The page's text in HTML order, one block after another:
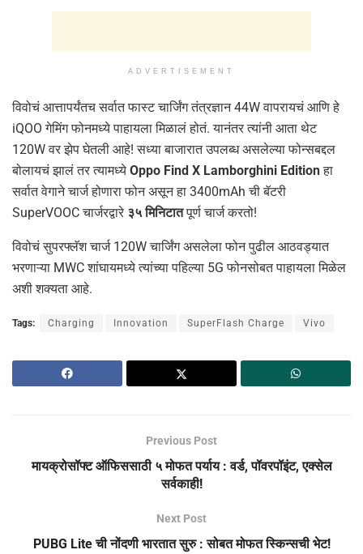
ADVERTISEMENT
विवोचं आत्तापर्यंतच सर्वात फास्ट चार्जिंग तंत्रज्ञान 44W वापरायचं आणि हे
iQOO गेमिंग फोनमध्ये पाहायला मिळालं होतं. यानंतर त्यांनी आता थेट
120W वर झेप घेतली आहे! सध्या बाजारात उपलब्ध असलेल्या फोन्सबद्दल
बोलायचं झालं तर त्यामध्ये Oppo Find X Lamborghini Editionहा
सर्वात वेगाने चार्ज होणारा फोन असून हा 3400mAh ची बॅटरी
SuperVOOC चार्जरद्वारे ३५ मिनिटातपूर्ण चार्ज करतो!
विवोचं सुपरफ्लॅश चार्ज 120W चार्जिंग असलेला फोन पुढील आठवड्यात
भरणाऱ्या MWC शांघायमध्ये त्यांच्या पहिल्या 5G फोनसोबत पाहायला मिळेल
अशी शक्यता आहे.
Tags: Charging Innovation SuperFlash Charge Vivo
Previous Post
मायक्रोसॉफ्ट ऑफिससाठी ५ मोफत पर्याय : वर्ड, पॉवरपॉइंट, एक्सेल
सर्वकाही!
Next Post
PUBG Lite ची नोंदणी भारतात सुरु : सोबत मोफत स्किन्सची भेट!